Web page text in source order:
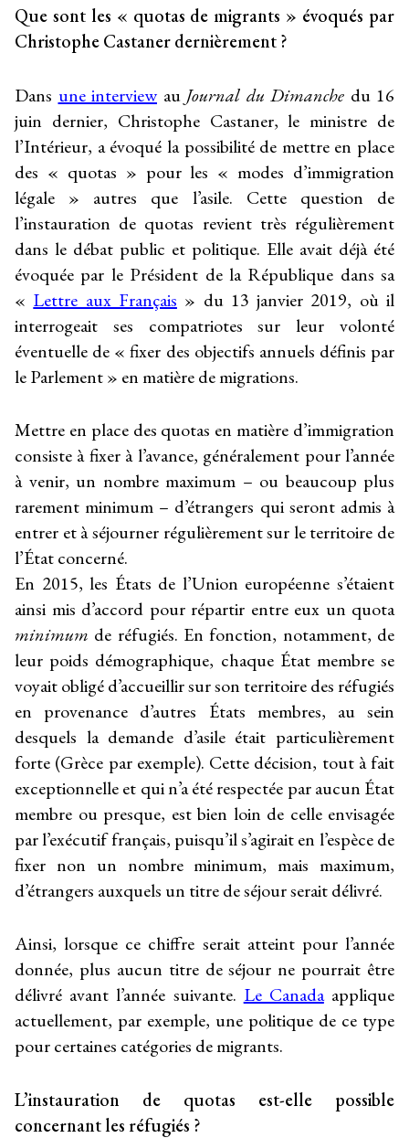
Que sont les « quotas de migrants » évoqués par
Christophe Castaner dernièrement ?
Dans une interview au Journal du Dimanche du 16
juin dernier, Christophe Castaner, le ministre de
l’Intérieur, a évoqué la possibilité de mettre en place
des « quotas » pour les « modes d’immigration
légale » autres que l’asile. Cette question de
l’instauration de quotas revient très régulièrement
dans le débat public et politique. Elle avait déjà été
évoquée par le Président de la République dans sa
« Lettre aux Français » du 13 janvier 2019, où il
interrogeait ses compatriotes sur leur volonté
éventuelle de « fixer des objectifs annuels définis par
le Parlement » en matière de migrations.
Mettre en place des quotas en matière d’immigration
consiste à fixer à l’avance, généralement pour l’année
à venir, un nombre maximum – ou beaucoup plus
rarement minimum – d’étrangers qui seront admis à
entrer et à séjourner régulièrement sur le territoire de
l’État concerné.
En 2015, les États de l’Union européenne s’étaient
ainsi mis d’accord pour répartir entre eux un quota
minimum de réfugiés. En fonction, notamment, de
leur poids démographique, chaque État membre se
voyait obligé d’accueillir sur son territoire des réfugiés
en provenance d’autres États membres, au sein
desquels la demande d’asile était particulièrement
forte (Grèce par exemple). Cette décision, tout à fait
exceptionnelle et qui n’a été respectée par aucun État
membre ou presque, est bien loin de celle envisagée
par l’exécutif français, puisqu’il s’agirait en l’espèce de
fixer non un nombre minimum, mais maximum,
d’étrangers auxquels un titre de séjour serait délivré.
Ainsi, lorsque ce chiffre serait atteint pour l’année
donnée, plus aucun titre de séjour ne pourrait être
délivré avant l’année suivante. Le Canadaapplique
actuellement, par exemple, une politique de ce type
pour certaines catégories de migrants.
L’instauration de quotas est-elle possible
concernant les réfugiés ?